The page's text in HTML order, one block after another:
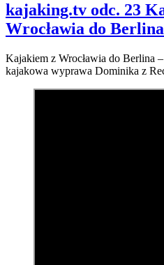
kajaking.tv odc. 23
Wrocławia do
Kajakiem z Wrocławia do Berlina
kajakowa wyprawa Dominika z